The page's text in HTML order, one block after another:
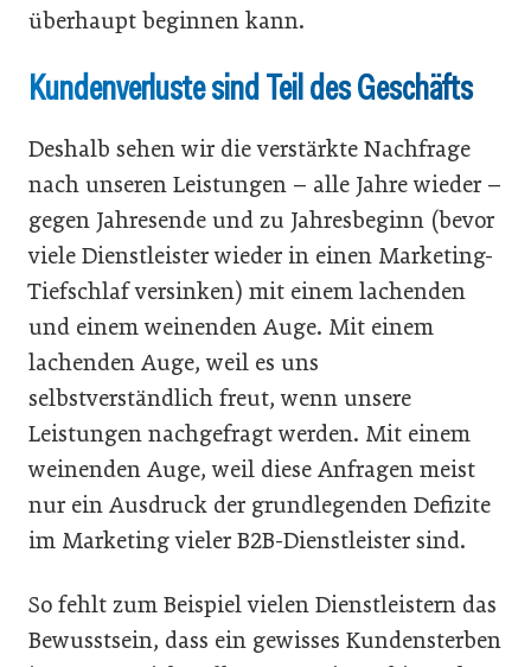
überhaupt beginnen kann.
Kundenverluste sind Teil des Geschäfts
Deshalb sehen wir die verstärkte Nachfrage
nach unseren Leistungen – alle Jahre wieder –
gegen Jahresende und zu Jahresbeginn (bevor
viele Dienstleister wieder in einen Marketing-
Tiefschlaf versinken) mit einem lachenden
und einem weinenden Auge. Mit einem
lachenden Auge, weil es uns
selbstverständlich freut, wenn unsere
Leistungen nachgefragt werden. Mit einem
weinenden Auge, weil diese Anfragen meist
nur ein Ausdruck der grundlegenden Defizite
im Marketing vieler B2B-Dienstleister sind.
So fehlt zum Beispiel vielen Dienstleistern das
Bewusstsein, dass ein gewisses Kundensterben